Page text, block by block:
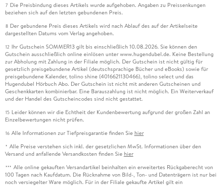
7 Die Preisbindung dieses Artikels wurde aufgehoben. Angaben zu Preissenkungen
beziehen sich auf den letzten gebundenen Preis.
8 Der gebundene Preis dieses Artikels wird nach Ablauf des auf der Artikelseite
dargestellten Datums vom Verlag angehoben.
12 Ihr Gutschein SOMMER13 gilt bis einschließlich 10.08.2026. Sie können den
Gutschein ausschließlich online einlösen unter www.hugendubel.de. Keine Bestellung
zur Abholung mit Zahlung in der Filiale möglich. Der Gutschein ist nicht gültig für
gesetzlich preisgebundene Artikel (deutschsprachige Bücher und eBooks) sowie für
preisgebundene Kalender, tolino shine (4016621130466), tolino select und das
Hugendubel Hörbuch Abo. Der Gutschein ist nicht mit anderen Gutscheinen und
Geschenkkarten kombinierbar. Eine Barauszahlung ist nicht möglich. Ein Weiterverkauf
und der Handel des Gutscheincodes sind nicht gestattet.
15 Leider können wir die Echtheit der Kundenbewertung aufgrund der großen Zahl an
Einzelbewertungen nicht prüfen.
16 Alle Informationen zur Tiefpreisgarantie finden Sie hier
* Alle Preise verstehen sich inkl. der gesetzlichen MwSt. Informationen über den
Versand und anfallende Versandkosten finden Sie hier
*** Alle online gekauften Versandartikel beinhalten ein erweitertes Rückgaberecht von
100 Tagen nach Kaufdatum. Die Rücknahme von Bild-, Ton- und Datenträgern ist nur bei
noch versiegelter Ware möglich. Für in der Filiale gekaufte Artikel gilt ein